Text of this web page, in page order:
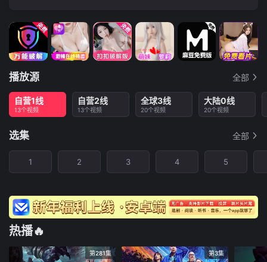
播放源 全部
自营1线
13个视频
自营2线
13个视频
全球3线
20个视频
大陆0线
20个视频
选集 全部
1 2 3 4 5
热播🔥
第281集 第3集